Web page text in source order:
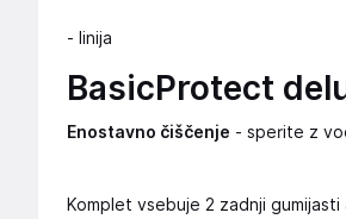
- linija
BasicProtect
Enostavno čiščenje - sperite z
Komplet vsebuje 2 zadnji